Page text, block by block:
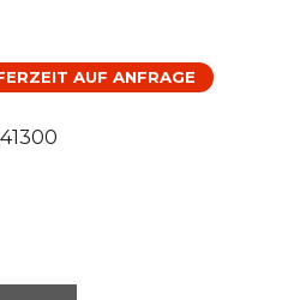
AUF ANFRAGE